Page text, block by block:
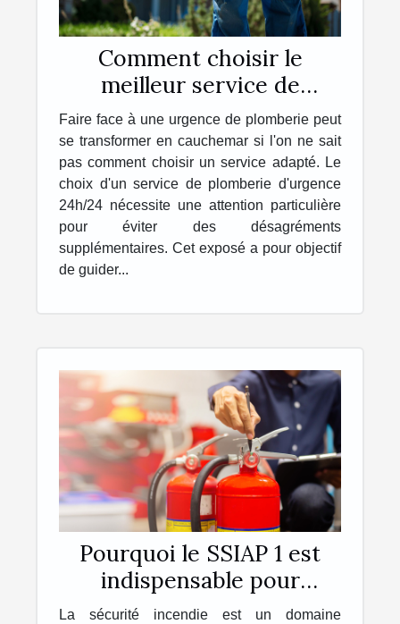
Comment choisir le
meilleur service de
plomberie d'urgence
24h/24
Faire face à une urgence de plomberie peut
se transformer en cauchemar si l'on ne sait
pas comment choisir un service adapté. Le
choix d'un service de plomberie d'urgence
24h/24 nécessite une attention particulière
pour éviter des désagréments
supplémentaires. Cet exposé a pour objectif
de guider...
Pourquoi le SSIAP 1 est
indispensable pour
travailler dans la sécurité
La sécurité incendie est un domaine